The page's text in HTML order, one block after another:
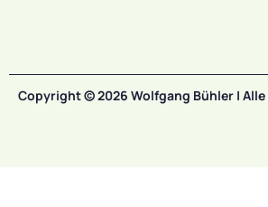
Copyright © 2026 Wolfgang Bühler |